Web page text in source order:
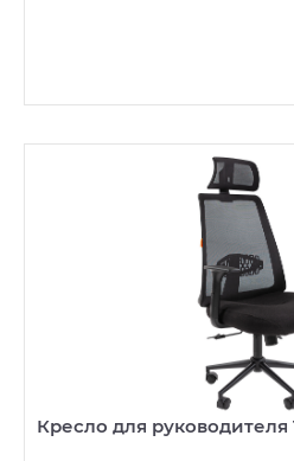
Кресло для руководителя